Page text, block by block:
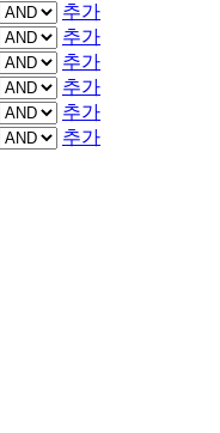
추가
추가
추가
추가
추가
추가